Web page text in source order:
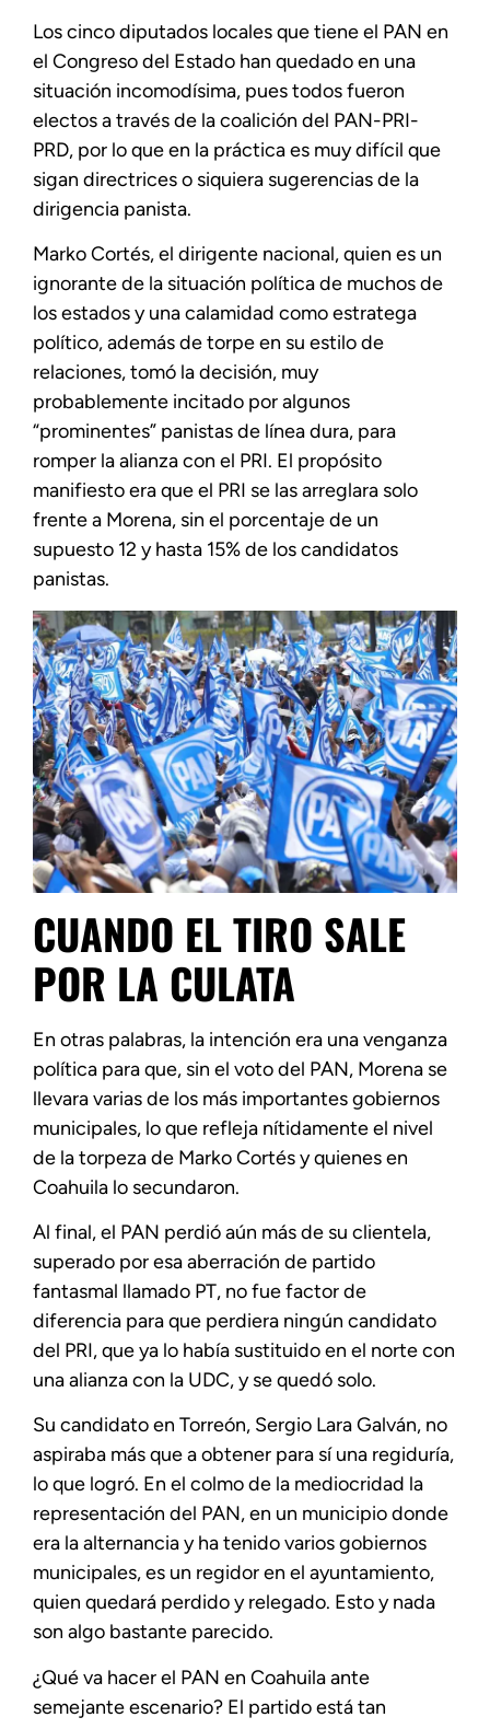
Los cinco diputados locales que tiene el PAN en
el Congreso del Estado han quedado en una
situación incomodísima, pues todos fueron
electos a través de la coalición del PAN-PRI-
PRD, por lo que en la práctica es muy difícil que
sigan directrices o siquiera sugerencias de la
dirigencia panista.
Marko Cortés, el dirigente nacional, quien es un
ignorante de la situación política de muchos de
los estados y una calamidad como estratega
político, además de torpe en su estilo de
relaciones, tomó la decisión, muy
probablemente incitado por algunos
“prominentes” panistas de línea dura, para
romper la alianza con el PRI. El propósito
manifiesto era que el PRI se las arreglara solo
frente a Morena, sin el porcentaje de un
supuesto 12 y hasta 15% de los candidatos
panistas.
CUANDO EL TIRO SALE
POR LA CULATA
En otras palabras, la intención era una venganza
política para que, sin el voto del PAN, Morena se
llevara varias de los más importantes gobiernos
municipales, lo que refleja nítidamente el nivel
de la torpeza de Marko Cortés y quienes en
Coahuila lo secundaron.
Al final, el PAN perdió aún más de su clientela,
superado por esa aberración de partido
fantasmal llamado PT, no fue factor de
diferencia para que perdiera ningún candidato
del PRI, que ya lo había sustituido en el norte con
una alianza con la UDC, y se quedó solo.
Su candidato en Torreón, Sergio Lara Galván, no
aspiraba más que a obtener para sí una regiduría,
lo que logró. En el colmo de la mediocridad la
representación del PAN, en un municipio donde
era la alternancia y ha tenido varios gobiernos
municipales, es un regidor en el ayuntamiento,
quien quedará perdido y relegado. Esto y nada
son algo bastante parecido.
¿Qué va hacer el PAN en Coahuila ante
semejante escenario? El partido está tan